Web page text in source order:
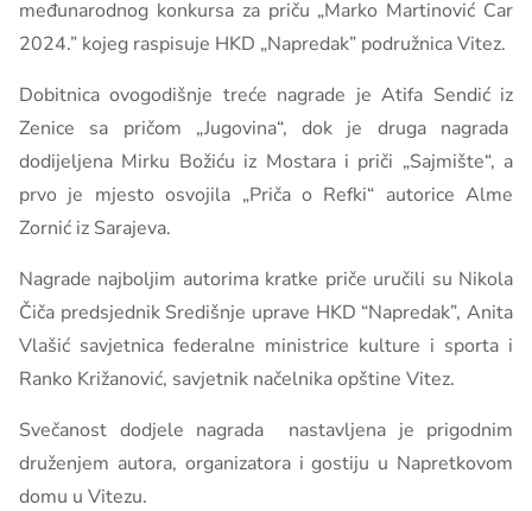
međunarodnog konkursa za priču „Marko Martinović Car
2024.” kojeg raspisuje HKD „Napredak” podružnica Vitez.
Dobitnica ovogodišnje treće nagrade je Atifa Sendić iz
Zenice sa pričom „Jugovina“, dok je druga nagrada
dodijeljena Mirku Božiću iz Mostara i priči „Sajmište“, a
prvo je mjesto osvojila „Priča o Refki“ autorice Alme
Zornić iz Sarajeva.
Nagrade najboljim autorima kratke priče uručili su Nikola
Čiča predsjednik Središnje uprave HKD “Napredak”, Anita
Vlašić savjetnica federalne ministrice kulture i sporta i
Ranko Križanović, savjetnik načelnika opštine Vitez.
Svečanost dodjele nagrada nastavljena je prigodnim
druženjem autora, organizatora i gostiju u Napretkovom
domu u Vitezu.